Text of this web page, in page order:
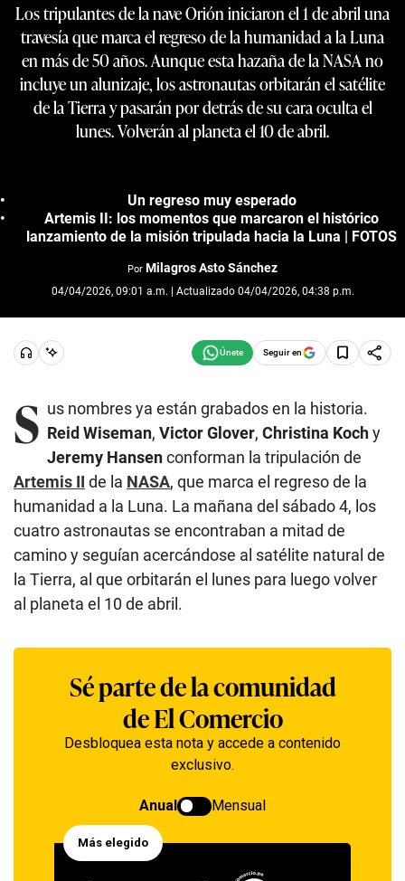
Los tripulantes de la nave Orión iniciaron el 1 de abril una
travesía que marca el regreso de la humanidad a la Luna
en más de 50 años. Aunque esta hazaña de la NASA no
incluye un alunizaje, los astronautas orbitarán el satélite
de la Tierra y pasarán por detrás de su cara oculta el
lunes. Volverán al planeta el 10 de abril.
Un regreso muy esperado
Artemis II: los momentos que marcaron el histórico
lanzamiento de la misión tripulada hacia la Luna | FOTOS
Por Milagros Asto Sánchez
04/04/2026, 09:01 a.m. | Actualizado 04/04/2026, 04:38 p.m.
Seguir en
S us nombres ya están grabados en la historia.
Reid Wiseman, Victor Glover, Christina Kochy
Jeremy Hansenconforman la tripulación de
Artemis II de la NASA, que marca el regreso de la
humanidad a la Luna. La mañana del sábado 4, los
cuatro astronautas se encontraban a mitad de
camino y seguían acercándose al satélite natural de
la Tierra, al que orbitarán el lunes para luego volver
al planeta el 10 de abril.